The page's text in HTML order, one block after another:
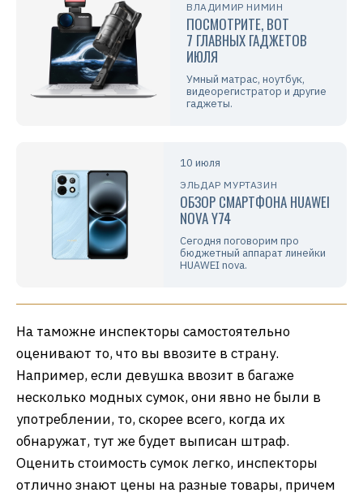
ВЛАДИМИР НИМИН
ПОСМОТРИТЕ, ВОТ
7 ГЛАВНЫХ ГАДЖЕТОВ
ИЮЛЯ
Умный матрас, ноутбук,
видеорегистратор и другие
гаджеты.
10 июля
ЭЛЬДАР МУРТАЗИН
ОБЗОР СМАРТФОНА HUAWEI
NOVA Y74
Сегодня поговорим про
бюджетный аппарат линейки
HUAWEI nova.
На таможне инспекторы самостоятельно
оценивают то, что вы ввозите в страну.
Например, если девушка ввозит в багаже
несколько модных сумок, они явно не были в
употреблении, то, скорее всего, когда их
обнаружат, тут же будет выписан штраф.
Оценить стоимость сумок легко, инспекторы
отлично знают цены на разные товары, причем